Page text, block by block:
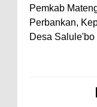
Pemkab
Perbankan,
Desa